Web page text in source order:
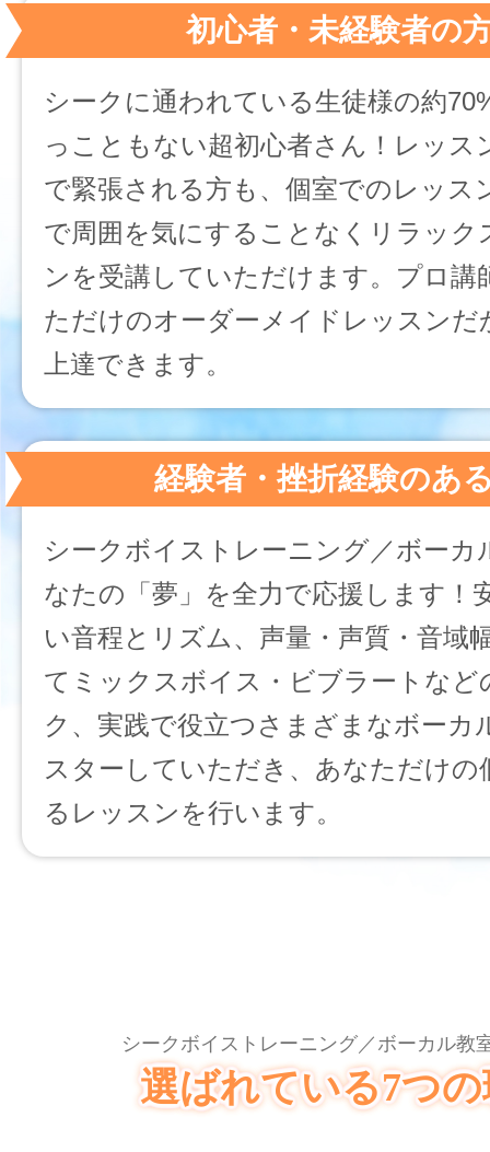
初心者・未経験者の
シークに通われている生徒様の約
っこともない超初心者さん！レッス
で緊張される方も、個室でのレッス
で周囲を気にすることなくリラック
ンを受講していただけます。プロ講
ただけのオーダーメイドレッスンだ
上達できます。
経験者・挫折経験のあ
シークボイストレーニング／ボーカ
なたの「夢」を全力で応援します！
い音程とリズム、声量・声質・音域
てミックスボイス・ビブラートなど
ク、実践で役立つさまざまなボーカ
スターしていただき、あなただけの
るレッスンを行います。
シークボイストレーニング／ボーカル教
選ばれている7つ